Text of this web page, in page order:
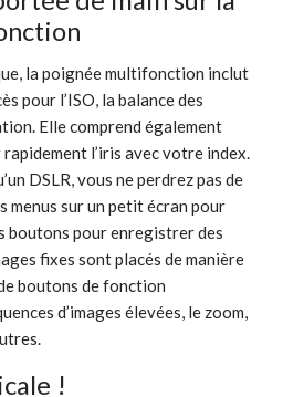
la poignée multifonction inclut
pour l’ISO, la balance des
Elle comprend également
l’iris avec votre index.
DSLR, vous ne perdrez pas de
menus sur un petit écran pour
boutons pour enregistrer des
fixes sont placés de manière
boutons de fonction
d’images élevées, le zoom,
!